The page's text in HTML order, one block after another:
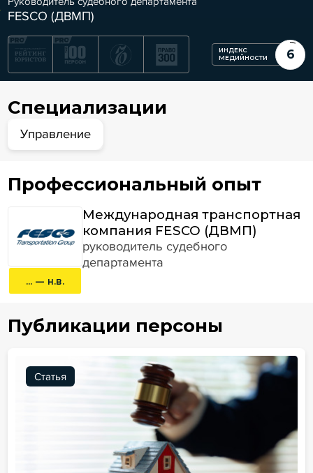
FESCO (ДВМП)
ИНДЕКС
МЕДИЙНОСТИ
6
Специализации
Управление
Профессиональный опыт
... — н.в.
Международная транспортная
компания FESCO (ДВМП)
руководитель судебного
департамента
Публикации персоны
Статья